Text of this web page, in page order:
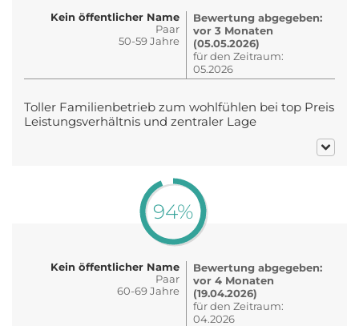
Kein öffentlicher Name
Paar
50-59 Jahre
Bewertung abgegeben:
vor 3 Monaten
(05.05.2026)
für den Zeitraum:
05.2026
Toller Familienbetrieb zum wohlfühlen bei top Preis
Leistungsverhältnis und zentraler Lage
94%
Kein öffentlicher Name
Paar
60-69 Jahre
Bewertung abgegeben:
vor 4 Monaten
(19.04.2026)
für den Zeitraum:
04.2026